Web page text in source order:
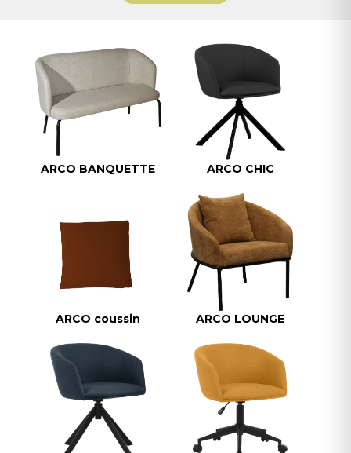
ARCO BANQUETTE ARCO CHIC
ARCO coussin ARCO LOUNGE